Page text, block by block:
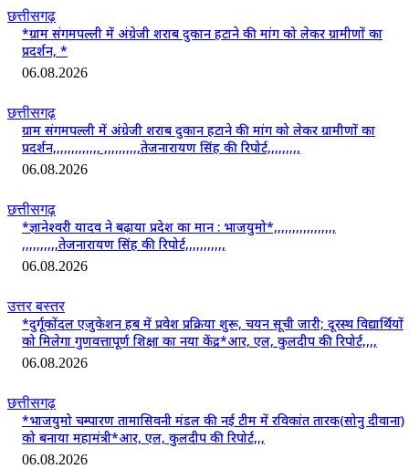
छत्तीसगढ़
*ग्राम संगमपल्ली में अंग्रेजी शराब दुकान हटाने की मांग को लेकर ग्रामीणों का
प्रदर्शन, *
06.08.2026
छत्तीसगढ़
ग्राम संगमपल्ली में अंग्रेजी शराब दुकान हटाने की मांग को लेकर ग्रामीणों का
प्रदर्शन,,,,,,,,,,,,, ,,,,,,,,,,तेजनारायण सिंह की रिपोर्ट,,,,,,,,,
06.08.2026
छत्तीसगढ़
*ज्ञानेश्वरी यादव ने बढ़ाया प्रदेश का मान : भाजयुमो*,,,,,,,,,,,,,,,,,
,,,,,,,,,,तेजनारायण सिंह की रिपोर्ट,,,,,,,,,,,
06.08.2026
उत्तर बस्तर
*दुर्गूकोंदल एजुकेशन हब में प्रवेश प्रक्रिया शुरू, चयन सूची जारी; दूरस्थ विद्यार्थियों
को मिलेगा गुणवत्तापूर्ण शिक्षा का नया केंद्र*आर, एल, कुलदीप की रिपोर्ट,,,,
06.08.2026
छत्तीसगढ़
*भाजयुमो चम्पारण तामासिवनी मंडल की नई टीम में रविकांत तारक(सोनु दीवाना)
को बनाया महामंत्री*आर, एल, कुलदीप की रिपोर्ट,,,
06.08.2026